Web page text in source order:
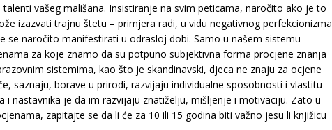
vašeg mališana. Insistiranje na svim peticama, naročito ako je to
izazvati trajnu štetu – primjera radi, u vidu negativnog perfekcionizma
se naročito manifestirati u odrasloj dobi. Samo u našem sistemu
za koje znamo da su potpuno subjektivna forma procjene znanja
sistemima, kao što je skandinavski, djeca ne znaju za ocjene
saznaju, borave u prirodi, razvijaju individualne sposobnosti i vlastitu
i nastavnika je da im razvijaju znatiželju, mišljenje i motivaciju. Zato u
zapitajte se da li će za 10 ili 15 godina biti važno jesu li knjižicu